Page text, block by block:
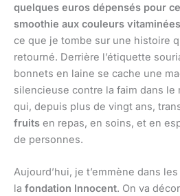
quelques euros dépensés pour
smoothie aux couleurs
ce que je tombe sur une histoire
retourné. Derrière l’étiquette
bonnets en laine se cache une
silencieuse contre la faim dans le
qui, depuis plus de vingt ans,
fruits en repas, en soins, et en
de personnes.
Aujourd’hui, je t’emmène dans
la fondation Innocent. On va